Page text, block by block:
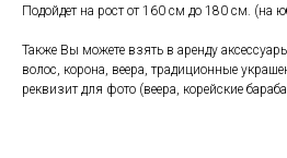
Подойдет на рост от 160 см до 180 см. (на
Также Вы можете взять в аренду
волос, корона, веера, традиционные
реквизит для фото (веера, корейские